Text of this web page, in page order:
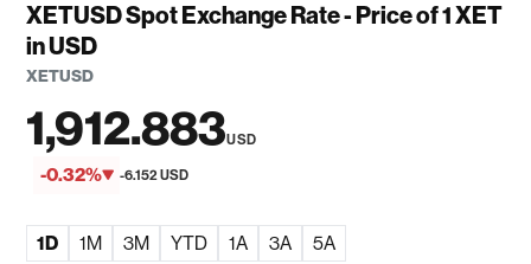
XETUSD Spot Exchange Rate - Price of 1 XET
in USD
XETUSD
1,912.883USD
-0.32% -6.152 USD
1D 1M 3M YTD 1A 3A 5A